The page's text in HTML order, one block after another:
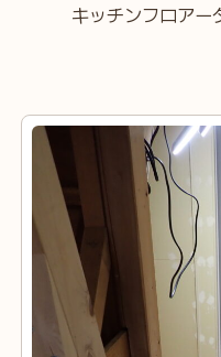
キッチンフロアー